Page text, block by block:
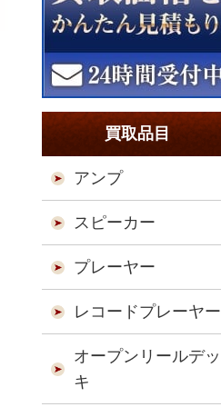
買取品目
アンプ
スピーカー
プレーヤー
レコードプレーヤー
オープンリールデッ
キ